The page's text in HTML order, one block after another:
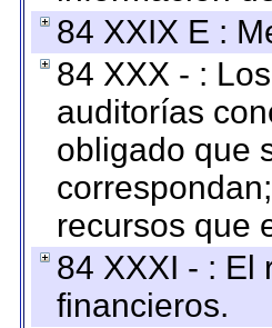
84 XXIX E :
84 XXX - :
auditorías
obligado que
recursos que
84 XXXI - : El
financieros.